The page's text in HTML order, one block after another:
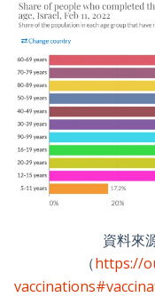
資料來
（https://